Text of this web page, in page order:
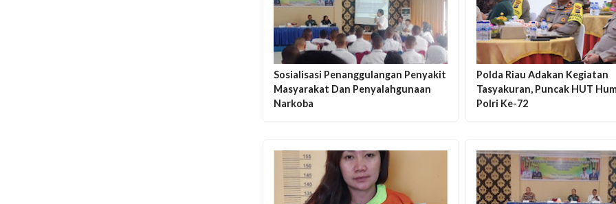
Sosialisasi Penanggulangan Penyakit
Masyarakat Dan Penyalahgunaan
Narkoba
Polda Riau Adakan Kegiatan
Tasyakuran, Puncak HUT
Polri Ke-72